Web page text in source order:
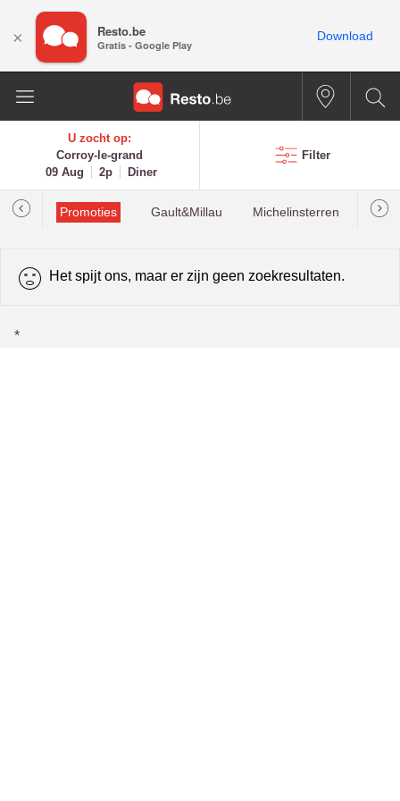
U zocht op:
Corroy-le-grand
09 Aug
2p Diner
Filter
Promoties Gault&Millau Michelinsterren
Het spijt ons, maar er zijn geen zoekresultaten.
*
× Resto.be
Gratis - Google Play
Download